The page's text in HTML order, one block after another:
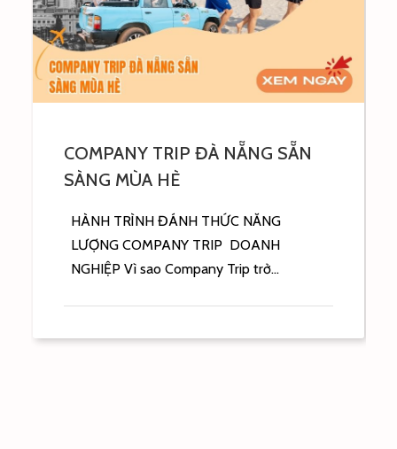
Chi phí tổ chức Company Trip Nha
Trang: Tự túc hay Book tour tiết
Vì sao doanh nghiệp thường “đau đầu” khi
tính chi phí Company Trip? Company